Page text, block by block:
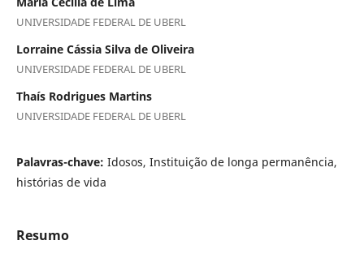
UNIVERSIDADE FEDERAL DE UBERL
Lorraine Cássia Silva de Oliveira
UNIVERSIDADE FEDERAL DE UBERL
Thaís Rodrigues Martins
UNIVERSIDADE FEDERAL DE UBERL
Palavras-chave: Idosos, Instituição de longa permanência,
histórias de vida
Resumo